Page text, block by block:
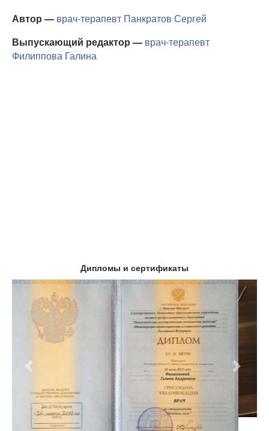
Автор — врач-терапевт Панкратов Сергей
Выпускающий редактор — врач-терапевт
Филиппова Галина
Дипломы и сертификаты